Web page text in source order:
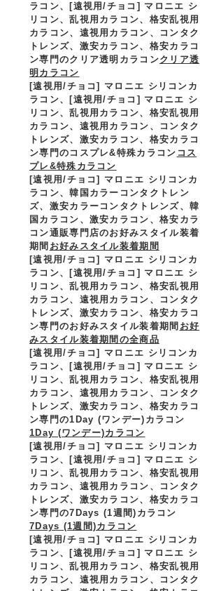
ラコン、
[遠視用/チョコ] マロニエ シ
リコン、乱視用カラコン、格安乱視用
カラコン、遠視用カラコン、コンタク
トレンズ、激安カラコン、格安カラコ
ン専門のクリア透明カラコンクリア透
明カラコン
[遠視用/チョコ] マロニエ シリコンカ
ラコン、
[遠視用/チョコ] マロニエ シ
リコン、乱視用カラコン、格安乱視用
カラコン、遠視用カラコン、コンタク
トレンズ、激安カラコン、格安カラコ
ン専門のコスプレ&特殊カラコン コス
プレ&特殊カラコン
[遠視用/チョコ] マロニエ シリコンカ
ラコン、韓国カラーコンタクトレン
ズ、激安カラーコンタクトレンズ、韓
国カラコン、激安カラコン、格安カラ
コン通販専門店のお好みスタイル装着
期間 お好みスタイル装着期間
[遠視用/チョコ] マロニエ シリコンカ
ラコン、
[遠視用/チョコ] マロニエ シ
リコン、乱視用カラコン、格安乱視用
カラコン、遠視用カラコン、コンタク
トレンズ、激安カラコン、格安カラコ
ン専門のお好みスタイル装着期間 お好
みスタイル装着期間の全商品
[遠視用/チョコ] マロニエ シリコンカ
ラコン、
[遠視用/チョコ] マロニエ シ
リコン、乱視用カラコン、格安乱視用
カラコン、遠視用カラコン、コンタク
トレンズ、激安カラコン、格安カラコ
ン専門の1Day (ワンデー)カラコン
1Day (ワンデー)カラコン
[遠視用/チョコ] マロニエ シリコンカ
ラコン、
[遠視用/チョコ] マロニエ シ
リコン、乱視用カラコン、格安乱視用
カラコン、遠視用カラコン、コンタク
トレンズ、激安カラコン、格安カラコ
ン専門の7Days (1週間)カラコン
7Days (1週間)カラコン
[遠視用/チョコ] マロニエ シリコンカ
ラコン、
[遠視用/チョコ] マロニエ シ
リコン、乱視用カラコン、格安乱視用
カラコン、遠視用カラコン、コンタク